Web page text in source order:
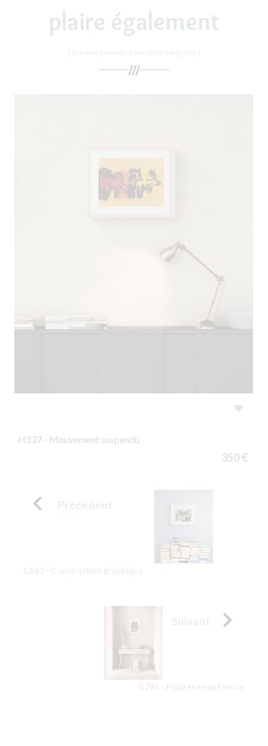
plaire également

H337 - Mouvement suspendu
350 €
 Précédent
G061 - Construction graphique
Suivant 
G296 - Figures en présence